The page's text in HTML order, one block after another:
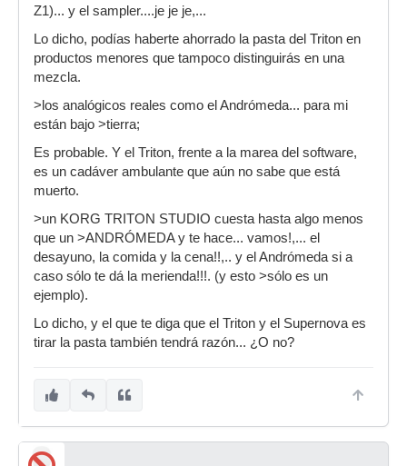
Z1)... y el sampler....je je je,...
Lo dicho, podías haberte ahorrado la pasta del Triton en
productos menores que tampoco distinguirás en una
mezcla.
>los analógicos reales como el Andrómeda... para mi
están bajo >tierra;
Es probable. Y el Triton, frente a la marea del software,
es un cadáver ambulante que aún no sabe que está
muerto.
>un KORG TRITON STUDIO cuesta hasta algo menos
que un >ANDRÓMEDA y te hace... vamos!,... el
desayuno, la comida y la cena!!,.. y el Andrómeda si a
caso sólo te dá la merienda!!!. (y esto >sólo es un
ejemplo).
Lo dicho, y el que te diga que el Triton y el Supernova es
tirar la pasta también tendrá razón... ¿O no?